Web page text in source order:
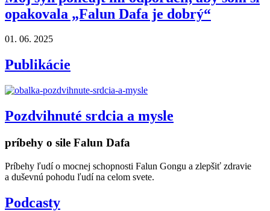
opakovala „Falun Dafa je dobrý“
01. 06. 2025
Publikácie
Pozdvihnuté srdcia a mysle
príbehy o sile Falun Dafa
Príbehy ľudí o mocnej schopnosti Falun Gongu a zlepšiť zdravie
a duševnú pohodu ľudí na celom svete.
Podcasty